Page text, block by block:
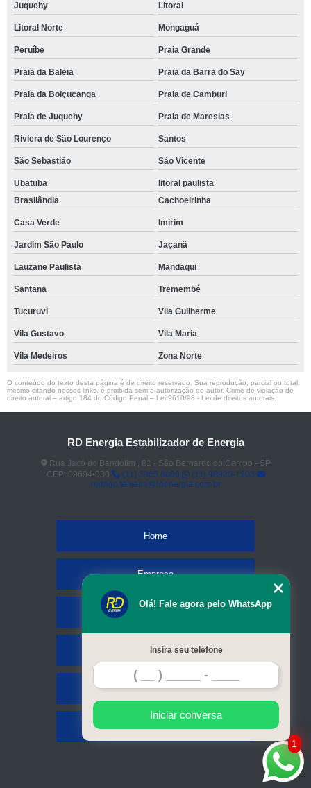
Juquehy Litoral
Litoral Norte Mongaguá
Peruíbe Praia Grande
Praia da Baleia Praia da Barra do Say
Praia da Boiçucanga Praia de Camburi
Praia de Juquehy Praia de Maresias
Riviera de São Lourenço Santos
São Sebastião São Vicente
Ubatuba
litoral paulista
Brasilândia
Cachoeirinha
Casa Verde Imirim
Jardim São Paulo Jaçanã
Lauzane Paulista Mandaqui
Santana Tremembé
Tucuruvi Vila Guilherme
Vila Gustavo Vila Maria
Vila Medeiros Zona Norte
O conteúdo do texto desta página é de direito reservado. Sua reprodução, parcial ou total,
mesmo citando nossos links, é proibida sem a autorização do autor. Crime de violação de
direito autoral – artigo 184 do Código Penal – Lei 9610/98 - Lei de direitos autorais
RD Energia Estabilizador de Energia
Rua Jacó do Bandolim , 81 - São Bernardo do Campo - SP
CEP: 09694-030
(11) 2365 8086
(11) 98920-1203
rodrigo.teixeira@rdenergia.com.br
Home
Empresa
Serviços
Contato
Mapa do site
1
Olá! Fale agora pelo WhatsApp
Insira seu telefone
Iniciar conversa